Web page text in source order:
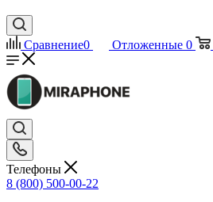
Сравнение0 Отложенные 0
Телефоны
8 (800) 500-00-22